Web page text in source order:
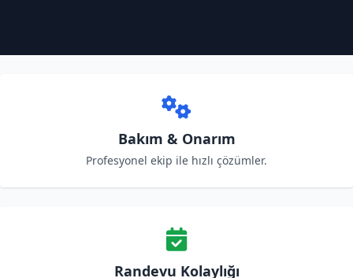
Bakım & Onarım
Profesyonel ekip ile hızlı çözümler.
Randevu Kolaylığı